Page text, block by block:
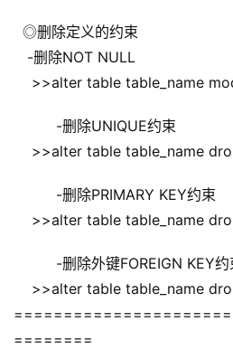
◎删除定义的约束
-删除NOT NULL
>>alter table table_name
-删除UNIQUE约束
>>alter table table_name
-删除PRIMARY KEY约束
>>alter table table_name
-删除外键FOREIGN KEY约
>>alter table table_name
========